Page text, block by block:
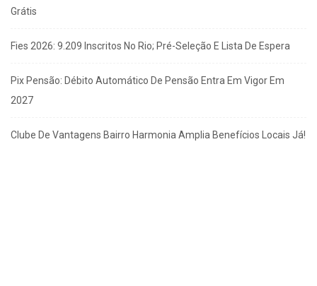
Grátis
Fies 2026: 9.209 Inscritos No Rio; Pré-Seleção E Lista De Espera
Pix Pensão: Débito Automático De Pensão Entra Em Vigor Em
2027
Clube De Vantagens Bairro Harmonia Amplia Benefícios Locais Já!